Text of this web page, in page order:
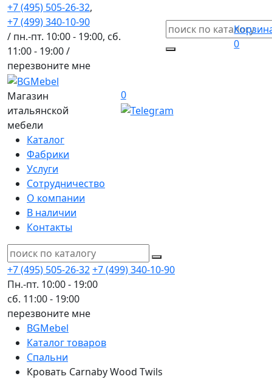
+7 (495) 505-26-32,
+7 (499) 340-10-90
/ пн.-пт. 10:00 - 19:00, сб.
11:00 - 19:00 /
перезвоните мне
0
Магазин
итальянской
мебели
0
Каталог
Фабрики
Услуги
Сотрудничество
О компании
В наличии
Контакты
+7 (495) 505-26-32+7 (499) 340-10-90
Пн.-пт. 10:00 - 19:00
сб. 11:00 - 19:00
перезвоните мне
BGMebel
Каталог товаров
Спальни
Кровать Carnaby Wood Twils